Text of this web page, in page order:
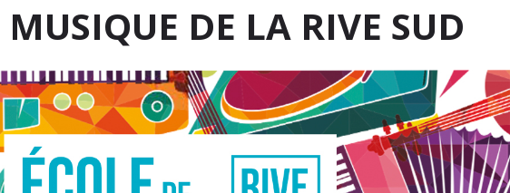
MUSIQUE DE LA RIVE SUD